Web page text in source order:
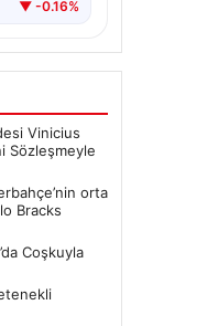
▼ -0.16%
Vinicius
Sözleşmeyle
orta
Bracks
Coşkuyla